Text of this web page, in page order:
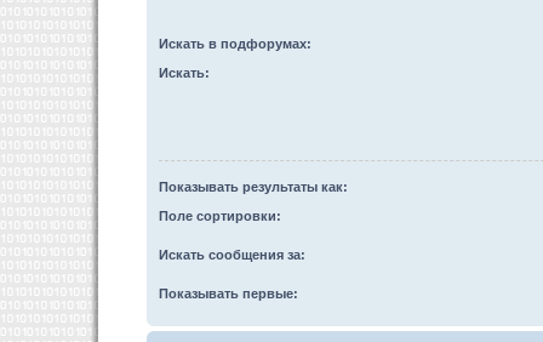
Искать в подфорумах:
Искать:
Показывать результаты как:
Поле сортировки:
Искать сообщения за:
Показывать первые: